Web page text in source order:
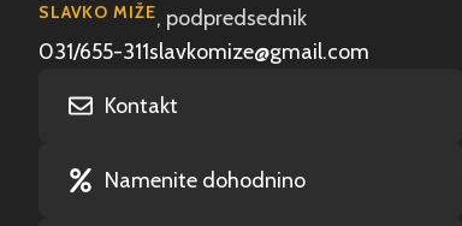
SLAVKO MIŽE, podpredsednik
031/655-311slavkomize@gmail.com
Kontakt
Namenite dohodnino